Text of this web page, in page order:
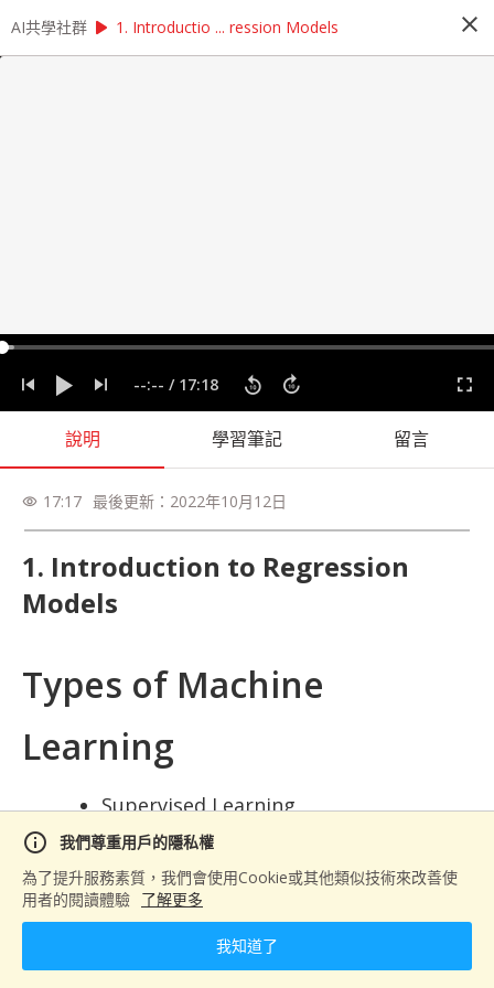
AI共學社群 play_arrow 無縫整合 Python 與 Julia！寫出你的高效程式碼
整合
機器學習 迴歸模型
課程內容(31 學習筆記 會員 課程介紹
info
我們尊重用戶的隱私權
為了提升服務素質，我們會使用Cookie或其他類似技術來改善使
用者的閱讀體驗 了解更多
我知道了
AI共學社群 play_arrow 1. Introductio ... ression Models close
--:-- / 17:18
說明 學習筆記 留言
visibility 17:17 最後更新： 2022年10月12日
1. Introduction to Regression
Models
Types of Machine
Learning
Supervised Learning
Training model with labels
Unsupervised Learning
Training model without labels
Semi-supervised Learning
Training model with partial labels